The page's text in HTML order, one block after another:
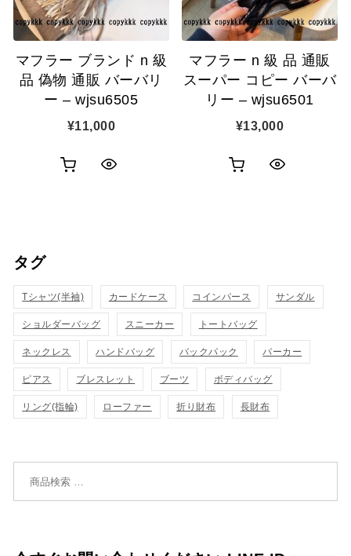
マフラー ブランド n 級
品 偽物 通販 バーバリ
ー – wjsu6505
¥11,000
マフラー n 級 品 通販
スーパー コピー バーバ
リー – wjsu6501
¥13,000
タグ
Tシャツ(半袖) カードケース コインパース サンダル
ショルダーバッグ スニーカー トートバッグ
ネックレス ハンドバッグ バックパック パーカー
ピアス ブレスレット ブーツ ボディバッグ
リング(指輪) ローファー 折り財布 長財布